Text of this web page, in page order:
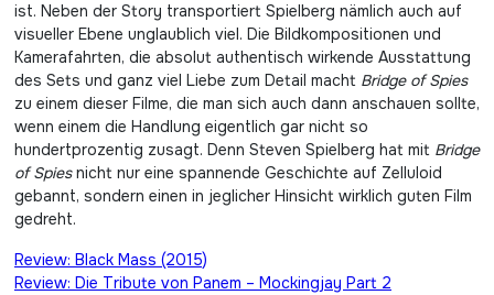
ist. Neben der Story transportiert Spielberg nämlich auch auf
visueller Ebene unglaublich viel. Die Bildkompositionen und
Kamerafahrten, die absolut authentisch wirkende Ausstattung
des Sets und ganz viel Liebe zum Detail macht Bridge of Spies
zu einem dieser Filme, die man sich auch dann anschauen sollte,
wenn einem die Handlung eigentlich gar nicht so
hundertprozentig zusagt. Denn Steven Spielberg hat mit Bridge
of Spiesnicht nur eine spannende Geschichte auf Zelluloid
gebannt, sondern einen in jeglicher Hinsicht wirklich guten Film
gedreht.
Beitragsnavigation
Review: Black Mass (2015)
Review: Die Tribute von Panem – Mockingjay Part 2